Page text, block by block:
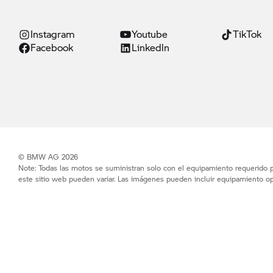
Instagram Youtube
TikTok
Facebook
Linkedln
© BMW AG 2026
Note: Todas las motos se suministran solo con el equipamiento
este sitio web pueden variar. Las imágenes pueden incluir equipamiento